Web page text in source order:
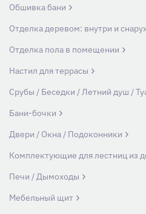
Обшивка бани
Отделка деревом: внутри и
Отделка пола в помещении
Настил для террасы
Срубы / Беседки / Летний душ /
Бани-бочки
Двери / Окна / Подоконники
Комплектующие для лестниц из
Печи / Дымоходы
Мебельный щит